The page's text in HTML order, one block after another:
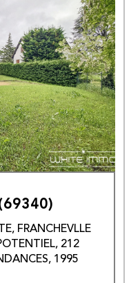
FRANCHEVLLE
212
1995